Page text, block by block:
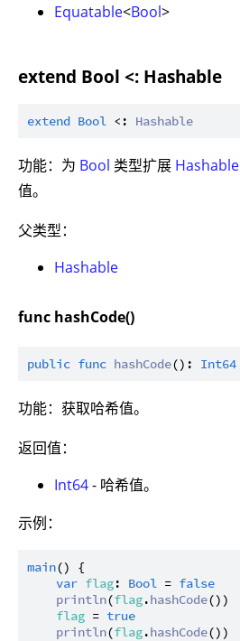
Equatable<Bool>
extend Bool <: Hashable
extend Bool <: Hashable
功能：为 Bool 类型扩展 Hashable
值。
父类型：
Hashable
func hashCode()
public func hashCode(): Int64
功能：获取哈希值。
返回值：
Int64- 哈希值。
示例：
main() {
var flag: Bool = false
println(flag.hashCode())
flag = true
println(flag.hashCode())